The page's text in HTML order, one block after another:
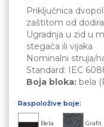
Priključnica
zaštitom od dodira
Ugradnja u zid u
stegača ili vijaka
Nominalni struja/
Standard: IEC
Boja bloka: bela
Raspoložive boje:
Bela Grafit